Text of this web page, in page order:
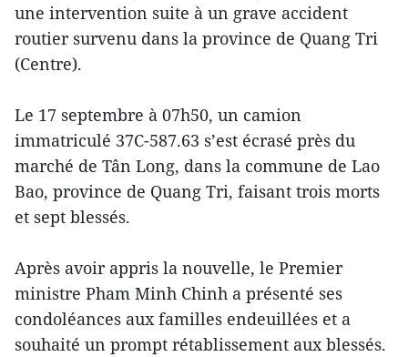
une intervention suite à un grave accident
routier survenu dans la province de Quang Tri
(Centre).
Le 17 septembre à 07h50, un camion
immatriculé 37C-587.63 s’est écrasé près du
marché de Tân Long, dans la commune de Lao
Bao, province de Quang Tri, faisant trois morts
et sept blessés.
Après avoir appris la nouvelle, le Premier
ministre Pham Minh Chinh a présenté ses
condoléances aux familles endeuillées et a
souhaité un prompt rétablissement aux blessés.